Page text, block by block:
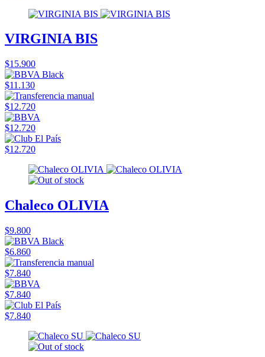
VIRGINIA BIS
$15.900
$11.130
$12.720
$12.720
$12.720
Chaleco OLIVIA
$9.800
$6.860
$7.840
$7.840
$7.840